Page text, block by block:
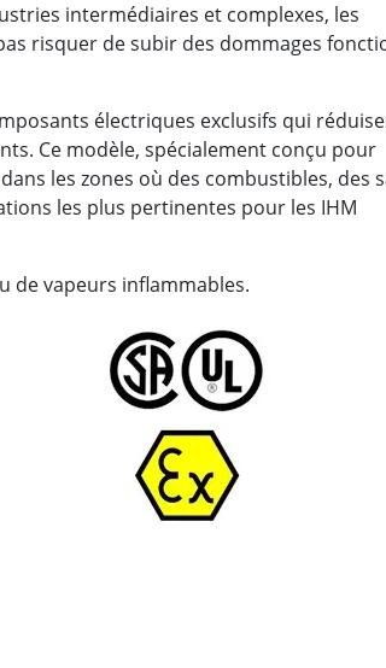
intermédiaires et complexes, les
risquer de subir des dommages
électriques exclusifs qui
Ce modèle, spécialement conçu pour
les zones où des combustibles, des
les plus pertinentes pour les IHM
de vapeurs inflammables.